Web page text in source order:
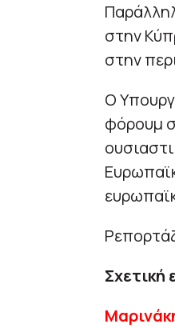
στην
στην
Ο
φόρουμ
Σχετική